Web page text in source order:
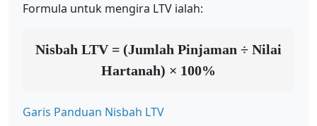
Formula untuk mengira LTV ialah:
Nisbah LTV = (Jumlah Pinjaman ÷ Nilai
Hartanah) × 100%
Garis Panduan Nisbah LTV